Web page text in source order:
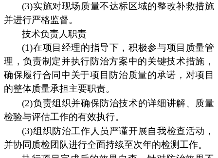
(3)实施对现场质量不达标区域的整改补救措施
并进行严格监督。
技术负责人职责
(1)在项目经理的指导下，积极参与项目质量管
理，负责制定并执行防治方案中的关键技术措施，
确保履行合同中关于项目防治质量的承诺，对项目
的整体质量承担主要职责。
(2)负责组织并确保防治技术的详细讲解、质量
检验与评估工作的有效执行。
(3)组织防治工作人员严谨开展自我检查活动，
并协同质检团队进行全面持续至次年的检测工作。